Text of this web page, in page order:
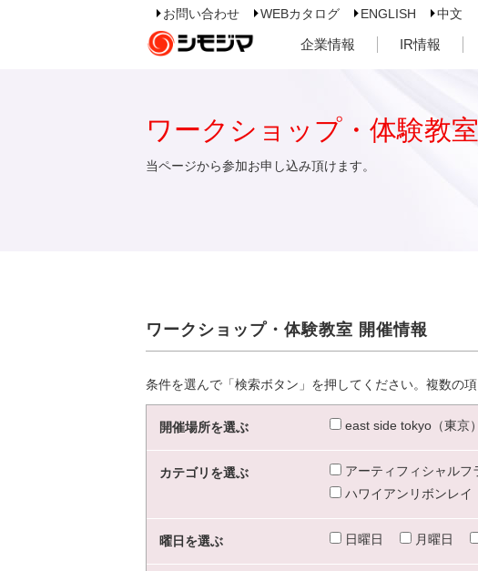
お問い合わせ WEBカタログ ENGLISH 中文
企業情報 IR情報
ワークショップ・体験教室
当ページから参加お申し込み頂けます。
ワークショップ・体験教室 開催情報
条件を選んで「検索ボタン」を押してください。複数の
開催場所を選ぶ east side tokyo（東京）
カテゴリを選ぶ アーティフィシャルフ
ハワイアンリボンレイ
曜日を選ぶ 日曜日 月曜日